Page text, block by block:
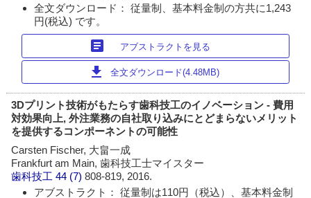
全文ダウンロード： 従量制、基本料金制の方共に1,243
円(税込) です。
article アブストラクトを見る
download 全文ダウンロード(4.48MB)
3Dプリント技術がもたらす歯科技工のイノベーション - 費用
対効果向上, 外注業務の自社取り込みにとどまらないメリット
を提供するコンポーネントの可能性
Carsten Fischer, 大畠一成
Frankfurt am Main, 歯科技工士マイスター
歯科技工 44 (7)808-819, 2016.
アブストラクト： 従量制は110円（税込）、基本料金制